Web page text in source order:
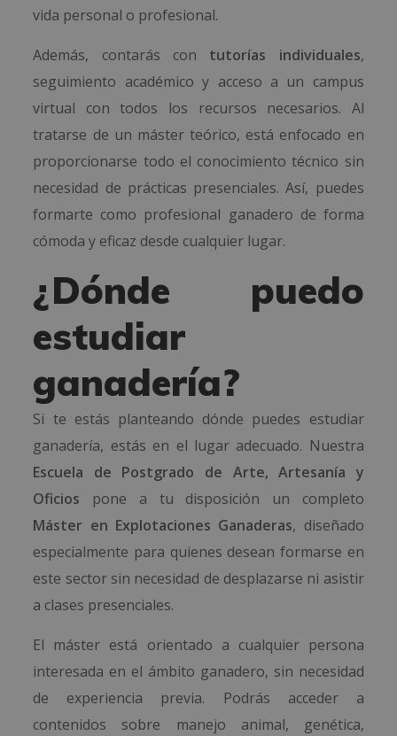
vida personal o profesional.
Además, contarás con tutorías individuales,
seguimiento académico y acceso a un campus
virtual con todos los recursos necesarios. Al
tratarse de un máster teórico, está enfocado en
proporcionarse todo el conocimiento técnico sin
necesidad de prácticas presenciales. Así, puedes
formarte como profesional ganadero de forma
cómoda y eficaz desde cualquier lugar.
¿Dónde puedo
estudiar
ganadería?
Si te estás planteando dónde puedes estudiar
ganadería, estás en el lugar adecuado. Nuestra
Escuela de Postgrado de Arte, Artesanía y
Oficios pone a tu disposición un completo
Máster en Explotaciones Ganaderas, diseñado
especialmente para quienes desean formarse en
este sector sin necesidad de desplazarse ni asistir
a clases presenciales.
El máster está orientado a cualquier persona
interesada en el ámbito ganadero, sin necesidad
de experiencia previa. Podrás acceder a
contenidos sobre manejo animal, genética,